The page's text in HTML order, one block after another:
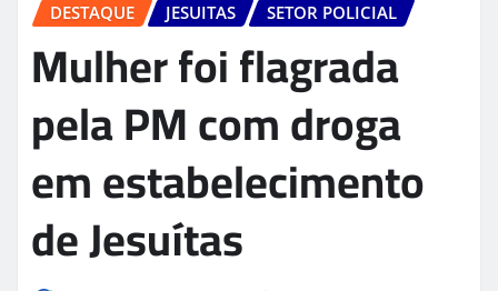
DESTAQUE JESUITAS SETOR POLICIAL
Mulher foi flagrada
pela PM com droga
em estabelecimento
de Jesuítas